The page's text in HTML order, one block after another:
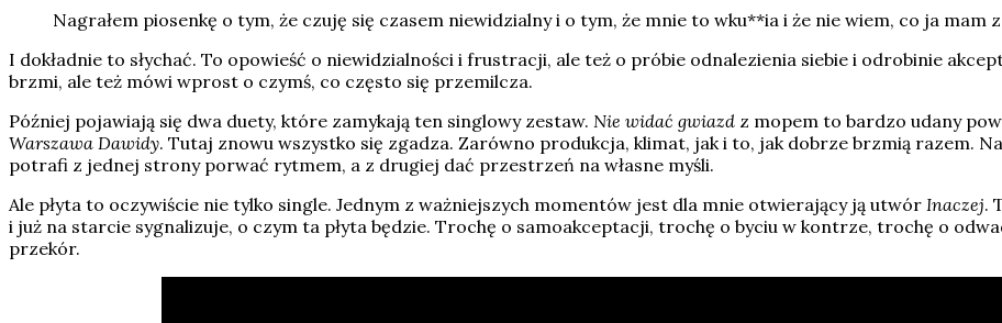
Nagrałem piosenkę o tym, że czuję się czasem niewidzialny i o tym, że mnie to wku**ia i że nie wiem, co ja mam
I dokładnie to słychać. To opowieść o niewidzialności i frustracji, ale też o próbie odnalezienia siebie i odrobinie
brzmi, ale też mówi wprost o czymś, co często się przemilcza.
Później pojawiają się dwa duety, które zamykają ten singlowy zestaw. Nie widać gwiazd z mopem to bardzo udany
Warszawa Dawidy. Tutaj znowu wszystko się zgadza. Zarówno produkcja, klimat, jak i to, jak dobrze brzmią razem.
potrafi z jednej strony porwać rytmem, a z drugiej dać przestrzeń na własne myśli.
Ale płyta to oczywiście nie tylko single. Jednym z ważniejszych momentów jest dla mnie otwierający ją utwór Inaczej.
i już na starcie sygnalizuje, o czym ta płyta będzie. Trochę o samoakceptacji, trochę o byciu w kontrze, trochę o
przekór.